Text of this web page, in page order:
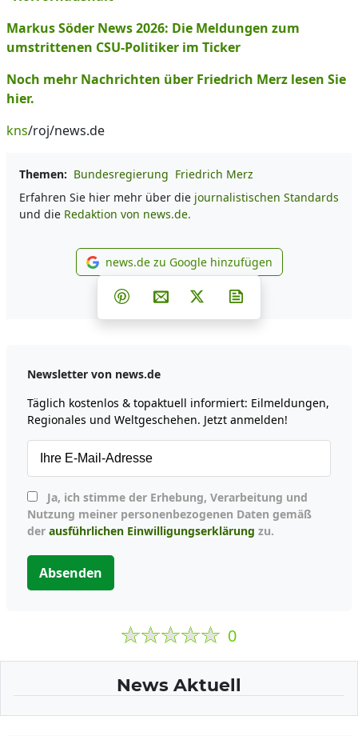
Markus Söder News 2026: Die Meldungen zum
umstrittenen CSU-Politiker im Ticker
Noch mehr Nachrichten über Friedrich Merz lesen Sie
hier.
kns/roj/news.de
Themen: Bundesregierung Friedrich Merz
Erfahren Sie hier mehr über die journalistischen Standards
und die Redaktion von news.de.
news.de zu Google
news.de zu Google hinzufügen
Teilen auf Facebook
Teilen auf Whatsapp
Teilen auf Telegram
Teilen auf Pinterest
Per E-Mail teilen
Post auf X
Newsletter von news.de
Täglich kostenlos & topaktuell informiert: Eilmeldungen,
Regionales und Weltgeschehen. Jetzt anmelden!
Nutzung meiner personenbezogenen Daten gemäß
der ausführlichen Einwilligungserklärung zu.
Absenden
0
News Aktuell